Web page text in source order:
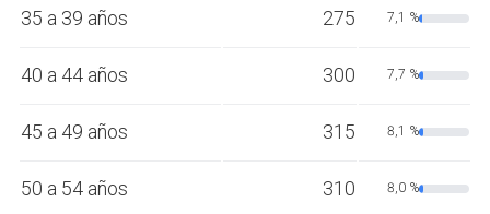
35 a 39 años 275 7,1 %
40 a 44 años 300 7,7 %
45 a 49 años 315 8,1 %
50 a 54 años 310 8,0 %